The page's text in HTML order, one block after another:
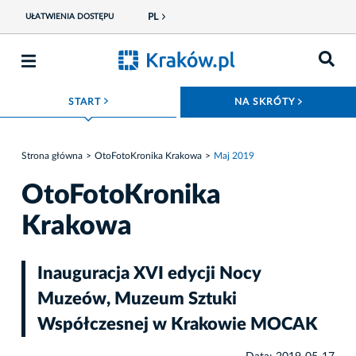
UŁATWIENIA DOSTĘPU PL
START ROZWIŃ MENU NA SKRÓTY
Strona główna OtoFotoKronika Krakowa Maj 2019
OtoFotoKronika
Krakowa
Inauguracja XVI edycji Nocy
Muzeów, Muzeum Sztuki
Współczesnej w Krakowie MOCAK